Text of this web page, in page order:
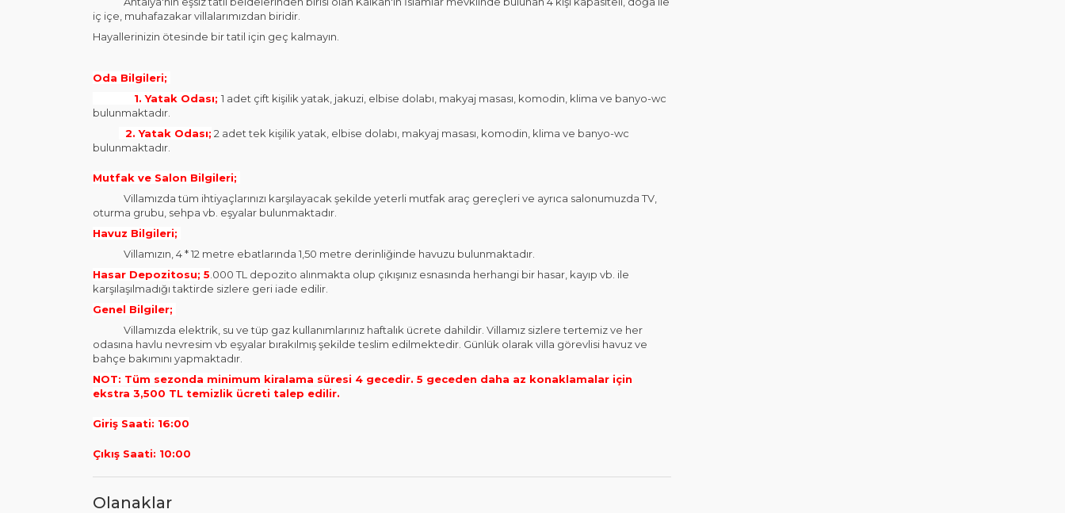
iç içe, muhafazakar villalarımızdan biridir.
Hayallerinizin ötesinde bir tatil için geç kalmayın.
Oda Bilgileri;
1. Yatak Odası; 1 adet çift kişilik yatak, jakuzi, elbise dolabı, makyaj masası, komodin, klima ve banyo-wc
bulunmaktadır.
2. Yatak Odası; 2 adet tek kişilik yatak, elbise dolabı, makyaj masası, komodin, klima ve banyo-wc
bulunmaktadır.
Mutfak ve Salon Bilgileri;
Villamızda tüm ihtiyaçlarınızı karşılayacak şekilde yeterli mutfak araç gereçleri ve ayrıca salonumuzda TV,
oturma grubu, sehpa vb. eşyalar bulunmaktadır.
Havuz Bilgileri;
Villamızın, 4 * 12 metre ebatlarında 1,50 metre derinliğinde havuzu bulunmaktadır.
Hasar Depozitosu; 5 .000 TL depozito alınmakta olup çıkışınız esnasında herhangi bir hasar, kayıp vb. ile
karşılaşılmadığı taktirde sizlere geri iade edilir.
Genel Bilgiler;
Villamızda elektrik, su ve tüp gaz kullanımlarınız haftalık ücrete dahildir. Villamız sizlere tertemiz ve her
odasına havlu nevresim vb eşyalar bırakılmış şekilde teslim edilmektedir. Günlük olarak villa görevlisi havuz ve
bahçe bakımını yapmaktadır.
NOT: Tüm sezonda minimum kiralama süresi 4 gecedir. 5 geceden daha az konaklamalar için
ekstra 3,500 TL temizlik ücreti talep edilir.
Giriş Saati: 16:00
Çıkış Saati: 10:00
Olanaklar